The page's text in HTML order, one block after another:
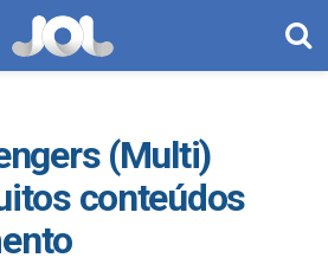
(Multi)
conteúdos